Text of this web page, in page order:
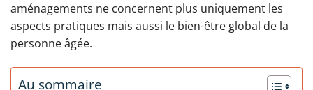
aménagements ne concernent plus uniquement les
aspects pratiques mais aussi le bien-être global de la
personne âgée.
Au sommaire